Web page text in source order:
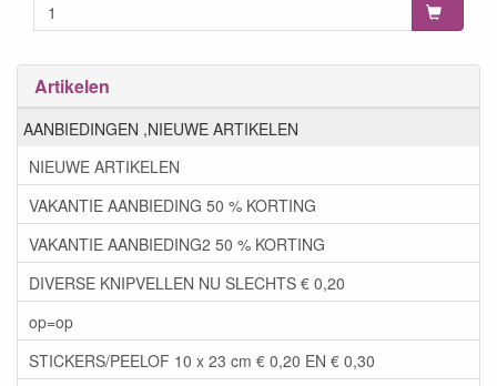
Artikelen
AANBIEDINGEN ,NIEUWE ARTIKELEN
NIEUWE ARTIKELEN
VAKANTIE AANBIEDING 50 % KORTING
VAKANTIE AANBIEDING2 50 % KORTING
DIVERSE KNIPVELLEN NU SLECHTS € 0,20
op=op
STICKERS/PEELOF 10 x 23 cm € 0,20 EN € 0,30